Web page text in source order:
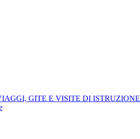
GITE E VISITE DI ISTRUZIONE